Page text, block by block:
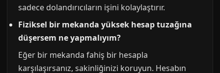
sadece dolandırıcıların işini kolaylaştırır.
Fiziksel bir mekanda yüksek hesap tuzağına
düşersem ne yapmalıyım?
Eğer bir mekanda fahiş bir hesapla
karşılaşırsanız, sakinliğinizi koruyun. Hesabın